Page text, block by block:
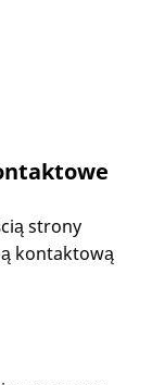
strony
kontaktową